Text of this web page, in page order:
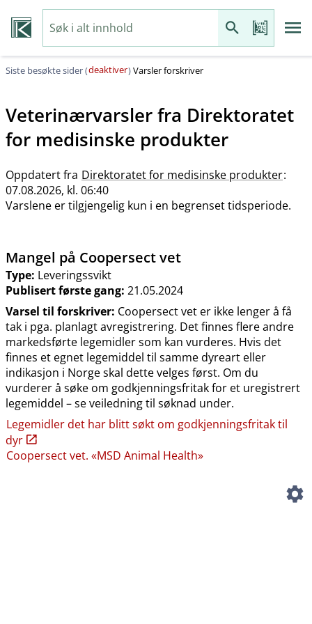
Siste besøkte sider (deaktiver)Varsler forskriver
Veterinærvarsler fra Direktoratet
for medisinske produkter
Oppdatert fra Direktoratet for medisinske produkter:
07.08.2026, kl. 06:40
Varslene er tilgjengelig kun i en begrenset tidsperiode.
Mangel på Coopersect vet
Type: Leveringssvikt
Publisert første gang: 21.05.2024
Varsel til forskriver: Coopersect vet er ikke lenger å få
tak i pga. planlagt avregistrering. Det finnes flere andre
markedsførte legemidler som kan vurderes. Hvis det
finnes et egnet legemiddel til samme dyreart eller
indikasjon i Norge skal dette velges først. Om du
vurderer å søke om godkjenningsfritak for et uregistrert
legemiddel – se veiledning til søknad under.
Legemidler det har blitt søkt om godkjenningsfritak til
dyr
Coopersect vet. «MSD Animal Health»